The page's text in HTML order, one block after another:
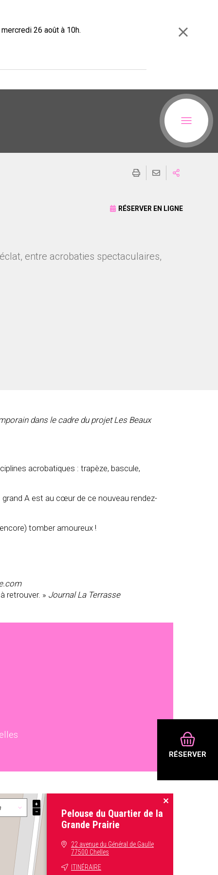
26 août à 10h.
RÉSERVER
RÉSERVER EN LIGNE
entre acrobaties spectaculaires,
dans le cadre du projet Les Beaux
acrobatiques : trapèze, bascule,
A est au cœur de ce nouveau rendez-
tomber amoureux !
retrouver. » Journal La Terrasse
+
−
Pelouse du Quartier de la
Grande Prairie
22 avenue du Général de Gaulle
77500 Chelles
ITINÉRAIRE